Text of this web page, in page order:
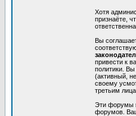
Хотя
признаёте,
Вы
привести к
политики.
(активный,
своему
третьим
Эти форумы
форумов.